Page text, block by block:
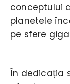
conceptului
planetele
pe sfere
În dedicația